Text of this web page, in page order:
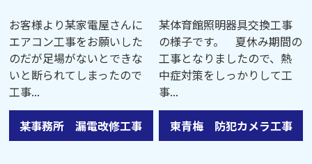
お客様より某家電屋さんに
エアコン工事をお願いした
のだが足場がないとできな
いと断られてしまったので
工事...
某体育館照明器具交換工事
の様子です。 夏休み期間の
工事となりましたので、熱
中症対策をしっかりして工
事...
某事務所 漏電改修工事 東青梅 防犯カメラ工事